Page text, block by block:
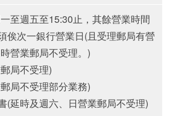
至週五至15:30止，其餘營業時間
俟次一銀行營業日(且受理郵局有營
營業郵局不受理。)
局不受理)
局不受理部分業務)
(延時及週六、日營業郵局不受理)